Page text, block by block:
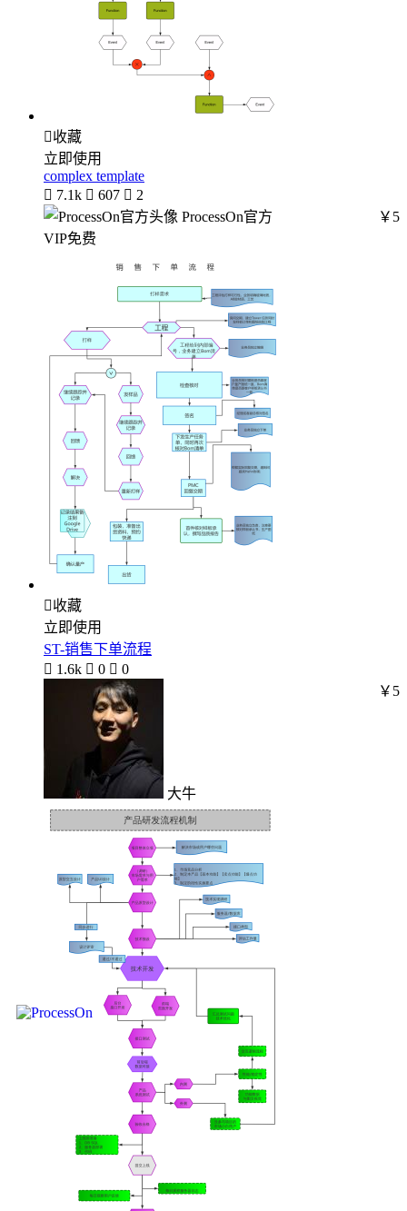
收藏
立即使用
complex template
 7.1k  607  2
ProcessOn官方
￥5
VIP免费
收藏
立即使用
ST-销售下单流程
 1.6k  0  0
大牛
￥5